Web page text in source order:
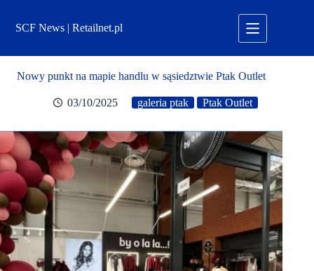
treściSCF News | Retailnet.pl
Nowy punkt na mapie handlu w sąsiedztwie Ptak Outlet
03/10/2025 galeria ptak Ptak Outlet